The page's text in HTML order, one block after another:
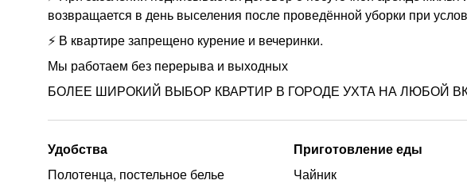
возвращается в день выселения после проведённой уборки при
⚡️ В квартире запрещено курение и вечеринки.
Мы работаем без перерыва и выходных
БОЛЕЕ ШИРОКИЙ ВЫБОР КВАРТИР В ГОРОДЕ УХТА НА ЛЮБОЙ
Удобства
Полотенца, постельное белье
Приготовление еды
Чайник